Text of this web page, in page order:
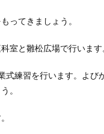
ってきましょう。
室と雛松広場で行います
式練習を行います。よび
。